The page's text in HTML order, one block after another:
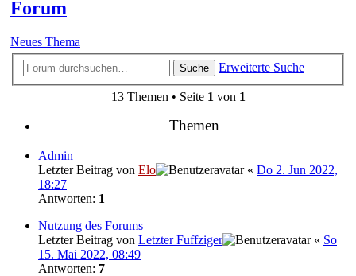
Forum
Neues Thema
Suche Erweiterte Suche
13 Themen • Seite 1 von 1
Themen
Admin
Letzter Beitrag von Elo « Do 2. Jun 2022,
18:27
Antworten: 1
Nutzung des Forums
Letzter Beitrag von Letzter Fuffziger « So
15. Mai 2022, 08:49
Antworten: 7